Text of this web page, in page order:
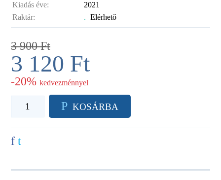
Kiadás éve:
2021
Raktár:
. Elérhető
3 900Ft
3 120 Ft
-20% kedvezménnyel
P KOSÁRBA
f t